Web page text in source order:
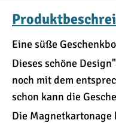
Eine süße
Dieses schöne
noch mit dem
schon kann die
Die Magnetkartonage